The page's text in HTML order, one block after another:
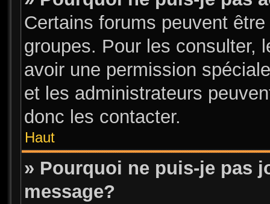
Certains forums peuvent
groupes. Pour les consulter,
avoir une permission
et les administrateurs
donc les contacter.
Haut
» Pourquoi ne puis-je pas
message?